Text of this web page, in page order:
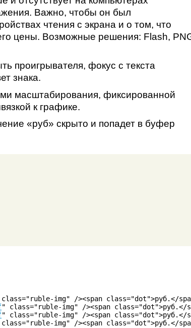
Важно, чтобы он был
чтения с экрана и о том, что
цены. Возможные решения: Flash,
проигрывателя, фокус с текста
знака.
масштабирования, фиксированной
к графике.
«руб» скрыто и попадет в буфер
img" /><span class="dot">руб.</
" class="ruble-img" /><span class="dot">руб.</
" class="ruble-img" /><span class="dot">руб.</
img" /><span class="dot">руб.</